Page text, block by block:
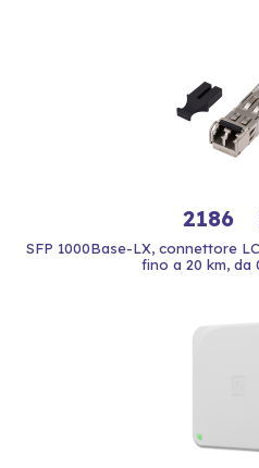
2186
SFP 1000Base-LX, connettore
fino a 20 km, da